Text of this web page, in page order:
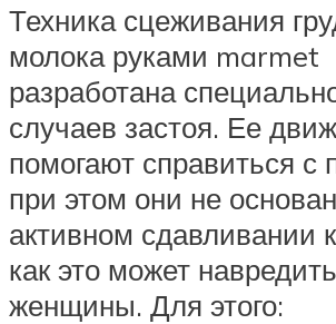
Техника сцеживания
молока руками marmet
разработана
случаев застоя. Ее
помогают справиться с
при этом они не
активном сдавливании
как это может
женщины. Для этого: